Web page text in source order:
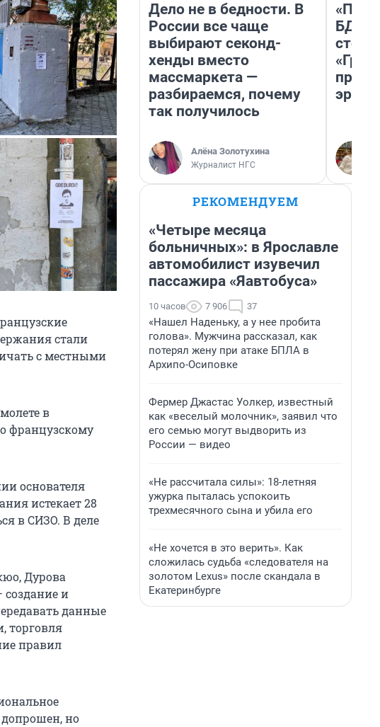
стали
с местными
в
французскому
основателя
истекает 28
в СИЗО. В деле
Дурова
создание и
данные
торговля
правил
но
Дело не в бедности. В
России все чаще
выбирают секонд-
хенды вместо
массмаркета —
разбираемся, почему
так получилось
Алёна Золотухина
Журналист НГС
РЕКОМЕНДУЕМ
«Четыре месяца
больничных»: в Ярославле
автомобилист изувечил
пассажира «Яавтобуса»
10 часов 7 906 37
«Нашел Наденьку, а у нее пробита
голова». Мужчина рассказал, как
потерял жену при атаке БПЛА в
Архипо-Осиповке
Фермер Джастас Уолкер, известный
как «веселый молочник», заявил что
его семью могут выдворить из
России — видео
«Не рассчитала силы»: 18-летняя
ужурка пыталась успокоить
трехмесячного сына и убила его
«Не хочется в это верить». Как
сложилась судьба «следователя на
золотом Lexus» после скандала в
Екатеринбурге